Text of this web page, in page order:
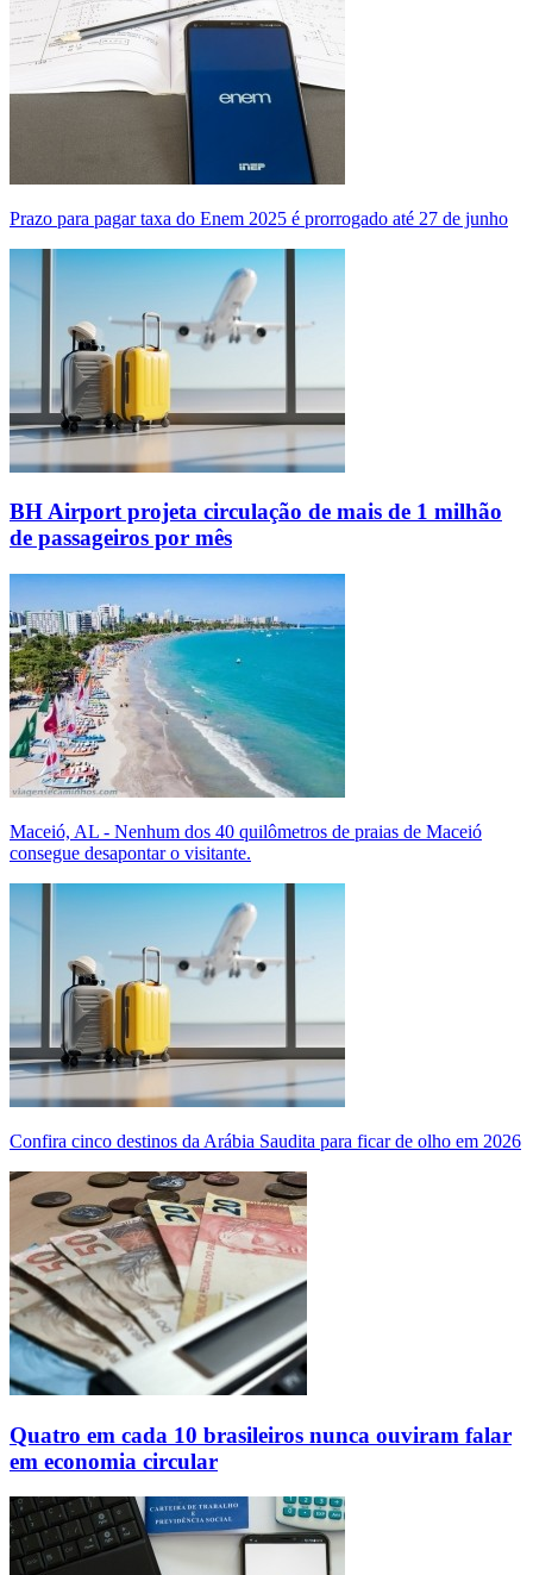
Prazo para pagar taxa do Enem 2025 é prorrogado até 27 de junho
BH Airport projeta circulação de mais de 1 milhão
de passageiros por mês
Maceió, AL - Nenhum dos 40 quilômetros de praias de Maceió
consegue desapontar o visitante.
Confira cinco destinos da Arábia Saudita para ficar de olho em 2026
Quatro em cada 10 brasileiros nunca ouviram falar
em economia circular